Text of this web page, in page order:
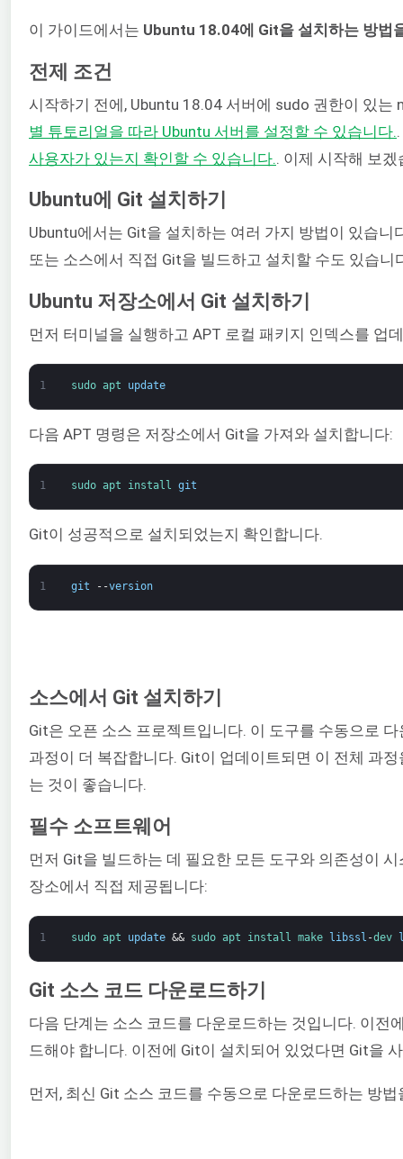
이 가이드에서는 Ubuntu 18.04에 Git을 설치하는 방법
전제 조건
시작하기 전에, Ubuntu 18.04 서버에 sudo 권한이 있
별 튜토리얼을 따라 Ubuntu 서버를 설정할 수 있습니다.
사용자가 있는지 확인할 수 있습니다. . 이제 시작해 보
Ubuntu에 Git 설치하기
Ubuntu에서는 Git을 설치하는 여러 가지 방법이 있습
또는 소스에서 직접 Git을 빌드하고 설치할 수도 있습
Ubuntu 저장소에서 Git 설치하기
먼저 터미널을 실행하고 APT 로컬 패키지 인덱스를 업
1 sudo apt update
다음 APT 명령은 저장소에서 Git을 가져와 설치합니다:
1 sudo apt install git
Git이 성공적으로 설치되었는지 확인합니다.
1 git --version
소스에서 Git 설치하기
Git은 오픈 소스 프로젝트입니다. 이 도구를 수동으로
과정이 더 복잡합니다. Git이 업데이트되면 이 전체 과
는 것이 좋습니다.
필수 소프트웨어
먼저 Git을 빌드하는 데 필요한 모든 도구와 의존성이
장소에서 직접 제공됩니다:
1 sudo apt update && sudo apt install make libssl -dev
Git 소스 코드 다운로드하기
다음 단계는 소스 코드를 다운로드하는 것입니다. 이전
드해야 합니다. 이전에 Git이 설치되어 있었다면 Git을
먼저, 최신 Git 소스 코드를 수동으로 다운로드하는 방